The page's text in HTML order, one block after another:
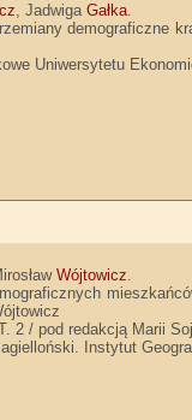
, JadwigaGałka.
demograficzne
Uniwersytetu
Wójtowicz.
2 / pod redakcją Marii
Instytut